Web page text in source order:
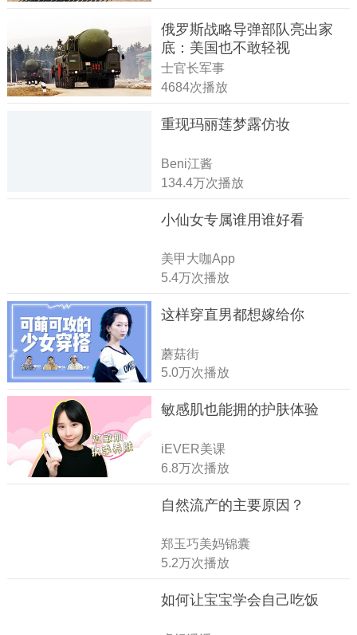
俄罗斯战略导弹部队亮出家
底：美国也不敢轻视
士官长军事
4684次播放
重现玛丽莲梦露仿妆
Beni江酱
134.4万次播放
小仙女专属谁用谁好看
美甲大咖App
5.4万次播放
这样穿直男都想嫁给你
蘑菇街
5.0万次播放
敏感肌也能拥的护肤体验
iEVER美课
6.8万次播放
自然流产的主要原因？
郑玉巧美妈锦囊
5.2万次播放
如何让宝宝学会自己吃饭